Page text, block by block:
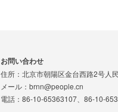
お問い合わせ
住所：北京市朝陽区金台西路2号人
メール：brnn@people.cn
電話：86-10-65363107、86-10-